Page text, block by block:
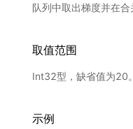
队列中取出梯度并在
取值范围
Int32型，缺省值为20
示例